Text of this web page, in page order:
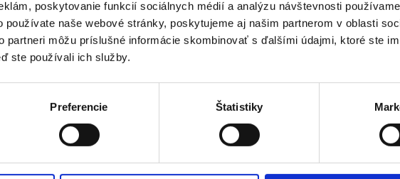
poskytovanie funkcií sociálnych médií a analýzu návštevnosti
používate naše webové stránky, poskytujeme aj našim partnerom v oblasti
partneri môžu príslušné informácie skombinovať s ďalšími údajmi, ktoré ste
ste používali ich služby.
Preferencie Štatistiky
Hauptsitz & Abrechnung:
JANDL Wien GmbH
Kirchengasse 43/5
1070 Wien
UID-Nummer: ATU69560067
Billing:
JANDL Praha s.r.o.
K lukám 1071/19a
rejstříku Městského soudu v Praze,
spisová značka C 175777.